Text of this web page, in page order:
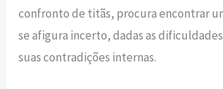
confronto de titãs, procura encontrar
se afigura incerto, dadas as
suas contradições internas.